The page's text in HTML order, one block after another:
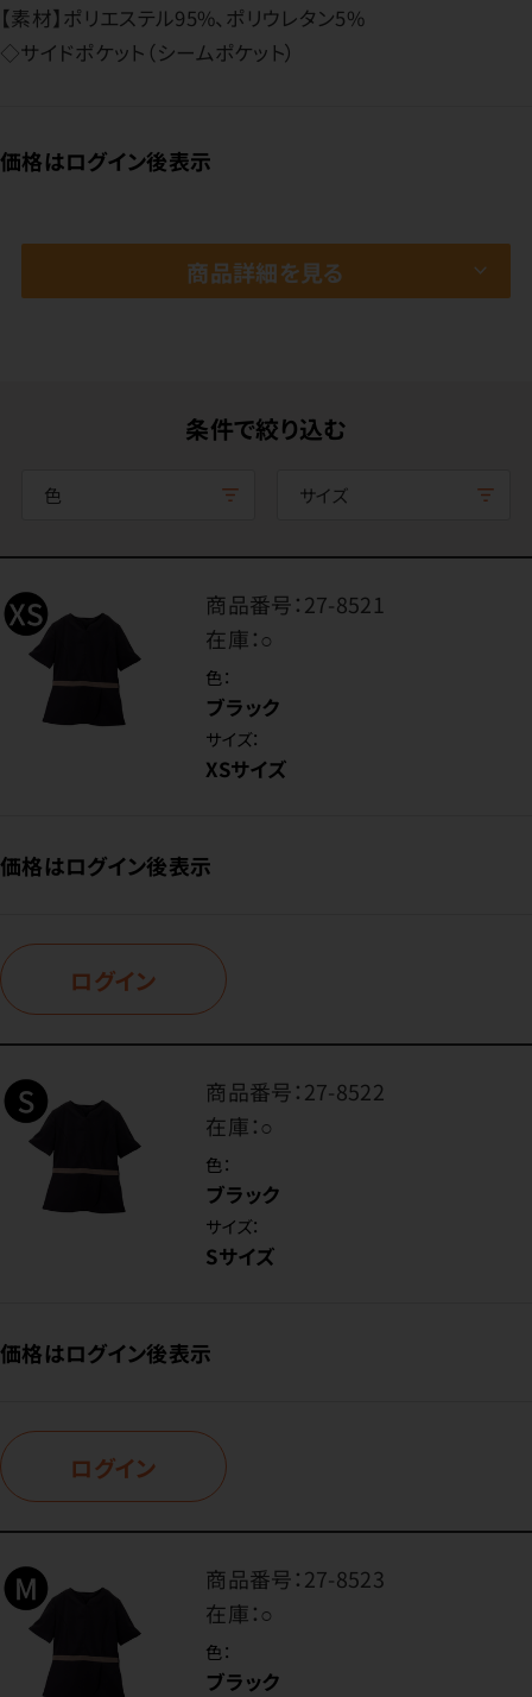
【素材】ポリエステル95%、ポリウレタン5%
◇サイドポケット（シームポケット）
価格はログイン後表示
商品詳細を見る
条件で絞り込む
色 サイズ
商品番号：27-8521
在庫：○
色：
ブラック
サイズ：
XSサイズ
価格はログイン後表示
ログイン
商品番号：27-8522
在庫：○
色：
ブラック
サイズ：
Sサイズ
価格はログイン後表示
ログイン
商品番号：27-8523
在庫：○
色：
ブラック